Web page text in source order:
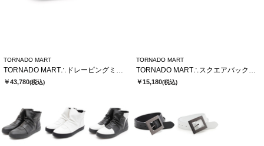
TORNADO MART
￥43,780(税込)
TORNADO MART
￥15,180(税込)